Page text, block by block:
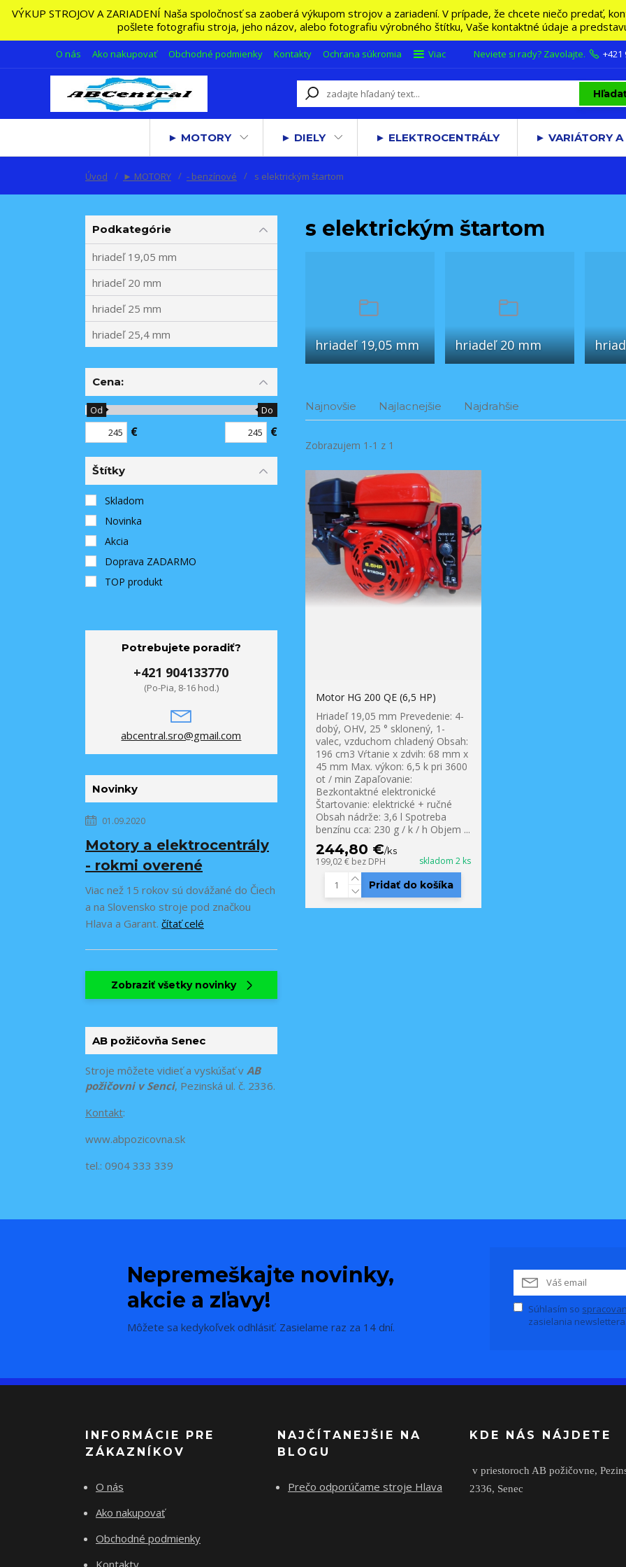
VÝKUP STROJOV A ZARIADENÍ Naša spoločnosť sa zaoberá výkupom strojov a zariadení. V prípade, že chcete niečo predať,
pošlete fotografiu stroja, jeho názov, alebo fotografiu výrobného štítku, Vaše kontaktné údaje a
O nás Ako nakupovať Obchodné podmienky Kontakty Ochrana súkromia Viac Neviete si rady? Zavolajte. +421
► MOTORY ► DIELY ► ELEKTROCENTRÁLY ► VARIÁTORY A
Úvod ► MOTORY - benzínové s elektrickým štartom
s elektrickým štartom
hriadeľ 19,05 mm hriadeľ 20 mm
Najnovšie Najlacnejšie Najdrahšie
Zobrazujem 1-1 z 1
Motor HG 200 QE (6,5 HP)
Hriadeľ 19,05 mm Prevedenie: 4-
dobý, OHV, 25 ° sklonený, 1-
valec, vzduchom chladený Obsah:
196 cm3 Vŕtanie x zdvih: 68 mm x
45 mm Max. výkon: 6,5 k pri 3600
ot / min Zapaľovanie:
Bezkontaktné elektronické
Štartovanie: elektrické + ručné
Obsah nádrže: 3,6 l Spotreba
benzínu cca: 230 g / k / h Objem ...
244,80 €/ks
199,02 € bez DPH skladom 2 ks
Pridať do košíka
Podkategórie
hriadeľ 19,05 mm
hriadeľ 20 mm
hriadeľ 25 mm
hriadeľ 25,4 mm
Cena:
€
Od Do
€
Štítky
Skladom
Novinka
Akcia
Doprava ZADARMO
TOP produkt
Potrebujete poradiť?
+421 904133770
(Po-Pia, 8-16 hod.)
abcentral.sro@gmail.com
Novinky
01.09.2020
Motory a elektrocentrály
- rokmi overené
Viac než 15 rokov sú dovážané do Čiech
a na Slovensko stroje pod značkou
Hlava a Garant. čítať celé
Zobraziť všetky novinky
AB požičovňa Senec
Stroje môžete vidieť a vyskúšať v AB
požičovni v Senci, Pezinská ul. č. 2336.
Kontakt:
www.abpozicovna.sk
tel.: 0904 333 339
Nepremeškajte novinky,
akcie a zľavy!
Môžete sa kedykoľvek odhlásiť. Zasielame raz za 14 dní.
Súhlasím so
zasielania newslettera.
INFORMÁCIE PRE
ZÁKAZNÍKOV
O nás
Ako nakupovať
Obchodné podmienky
Kontakty
NAJČÍTANEJŠIE NA
BLOGU
Prečo odporúčame stroje Hlava
KDE NÁS NÁJDETE
v priestoroch AB požičovne,
2336, Senec